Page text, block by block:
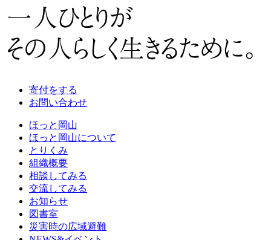
寄付をする
お問い合わせ
ほっと岡山
ほっと岡山について
とりくみ
組織概要
相談してみる
交流してみる
お知らせ
図書室
災害時の広域避難